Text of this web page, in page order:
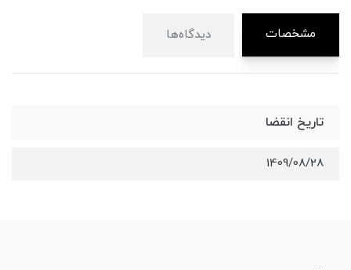
مشخصات دیدگاه‌ها
تاریخ انقضا
1409/08/28